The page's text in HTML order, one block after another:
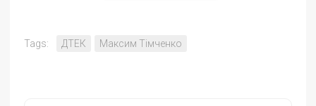
Tags: ДТЕК Максим Тімченко